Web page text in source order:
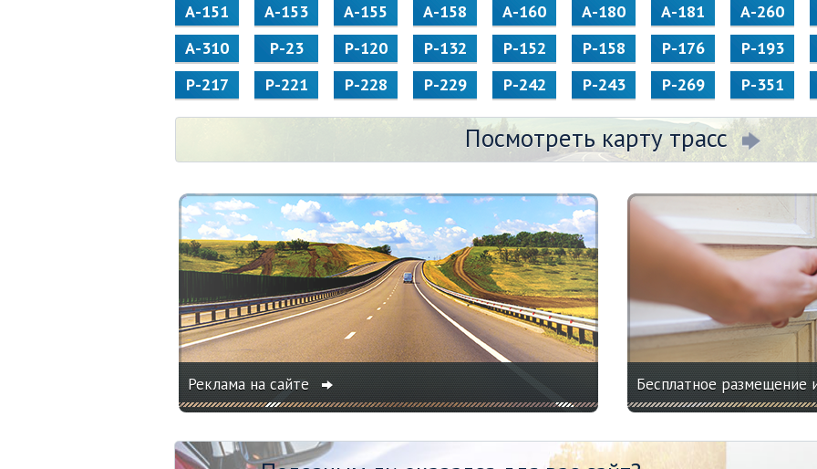
А-151
А-153 А-155 А-158 А-160 А-180 А-181 А-260
А-310
Р-23 Р-120 Р-132 Р-152 Р-158 Р-176 Р-193
Р-217
Р-221 Р-228 Р-229 Р-242 Р-243 Р-269 Р-351
Посмотреть карту трасс
Реклама на сайте Бесплатное